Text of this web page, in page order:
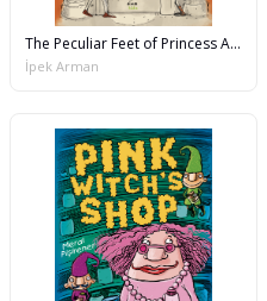
The Peculiar Feet of Princess Ada
İpek Arman